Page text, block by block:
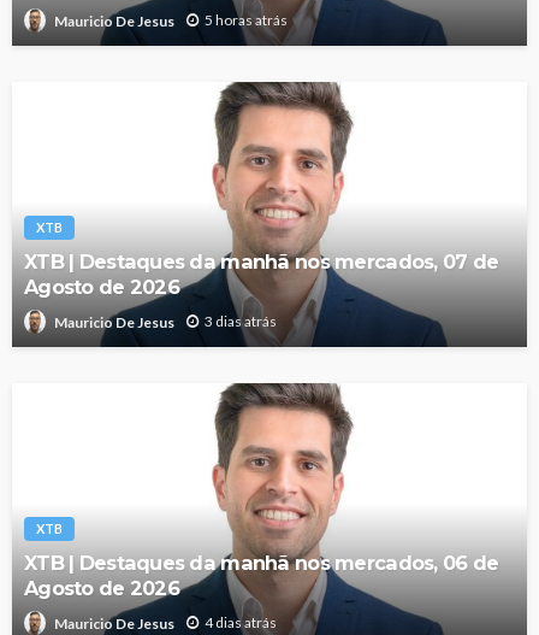
Mauricio De Jesus 5 horas atrás
XTB
XTB | Destaques da manhã nos mercados, 07 de
Agosto de 2026
Mauricio De Jesus 3 dias atrás
XTB
XTB | Destaques da manhã nos mercados, 06 de
Agosto de 2026
Mauricio De Jesus 4 dias atrás